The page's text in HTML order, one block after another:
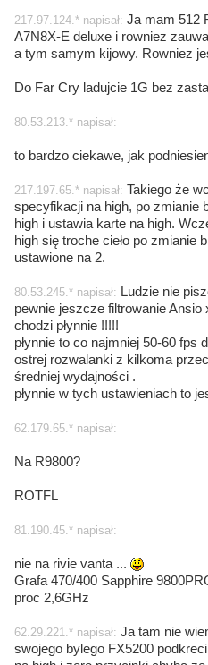
217.97.124.* napisał: Ja mam 512
A7N8X-E deluxe i rowniez
a tym samym kijowy. Rowniez
Do Far Cry ladujcie 1G bez
80.53.213.* napisał:
to bardzo ciekawe, jak
217.197.65.* napisał: Takiego że
specyfikacji na high, po zmianie
high i ustawia karte na high.
high się troche cieło po zmianie
ustawione na 2.
80.53.245.* napisał: Ludzie nie
pewnie jeszcze filtrowanie Ansio
chodzi płynnie !!!!!
płynnie to co najmniej 50-60 fps
ostrej rozwalanki z kilkoma
średniej wydajności .
płynnie w tych ustawieniach to
62.179.65.* napisał:
Na R9800?
ROTFL
81.190.45.* napisał:
nie na rivie vanta ...
Grafa 470/400 Sapphire
proc 2,6GHz
62.29.221.* napisał: Ja tam nie
swojego bylego FX5200